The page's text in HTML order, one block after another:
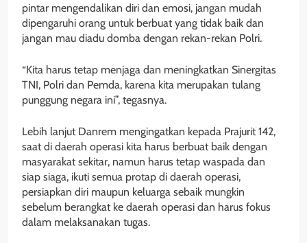
pintar mengendalikan diri dan emosi, jangan mudah
dipengaruhi orang untuk berbuat yang tidak baik dan
jangan mau diadu domba dengan rekan-rekan Polri.
“Kita harus tetap menjaga dan meningkatkan Sinergitas
TNI, Polri dan Pemda, karena kita merupakan tulang
punggung negara ini”, tegasnya.
Lebih lanjut Danrem mengingatkan kepada Prajurit 142,
saat di daerah operasi kita harus berbuat baik dengan
masyarakat sekitar, namun harus tetap waspada dan
siap siaga, ikuti semua protap di daerah operasi,
persiapkan diri maupun keluarga sebaik mungkin
sebelum berangkat ke daerah operasi dan harus fokus
dalam melaksanakan tugas.